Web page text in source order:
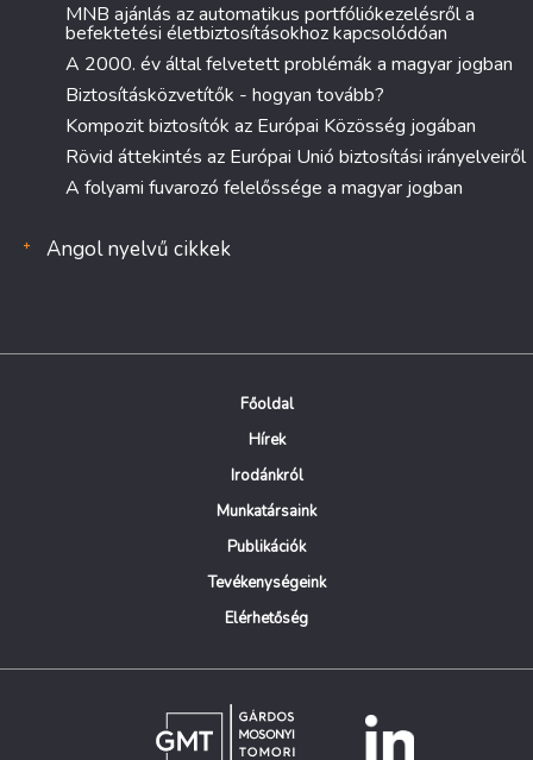
MNB ajánlás az automatikus portfóliókezelésről a
befektetési életbiztosításokhoz kapcsolódóan
A 2000. év által felvetett problémák a magyar jogban
Biztosításközvetítők - hogyan tovább?
Kompozit biztosítók az Európai Közösség jogában
Rövid áttekintés az Európai Unió biztosítási irányelveiről
A folyami fuvarozó felelőssége a magyar jogban
Angol nyelvű cikkek
Főoldal
Hírek
Irodánkról
Munkatársaink
Publikációk
Tevékenységeink
Elérhetőség